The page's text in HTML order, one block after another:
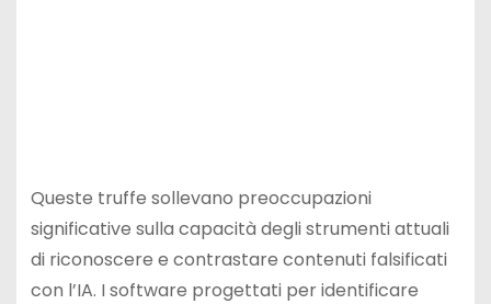
Queste truffe sollevano preoccupazioni
significative sulla capacità degli strumenti attuali
di riconoscere e contrastare contenuti falsificati
con l’IA. I software progettati per identificare